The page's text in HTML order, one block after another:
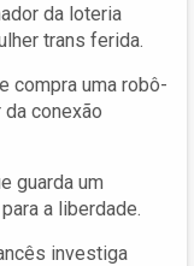
da loteria
trans ferida.
compra uma robô-
conexão
guarda um
a liberdade.
investiga